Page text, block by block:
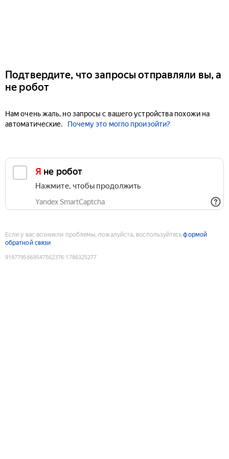
Подтвердите, что запросы отправляли вы, а
не робот
Нам очень жаль, но запросы с вашего устройства похожи на
автоматические.
Почему это могло произойти?
Я не робот
Нажмите, чтобы продолжить
Yandex SmartCaptcha
Если у вас возникли проблемы, пожалуйста, воспользуйтесьформой
обратной связи
9197795669547562376:1786325277